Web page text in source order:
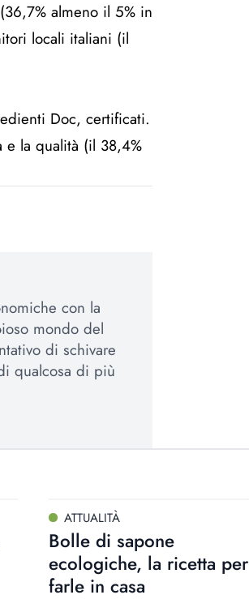
almeno il 5% in
locali italiani (il
Doc, certificati.
e la qualità (il 38,4%
con la
mondo del
di schivare
qualcosa di più
ATTUALITÀ
Bolle di sapone
ecologiche, la ricetta per
farle in casa